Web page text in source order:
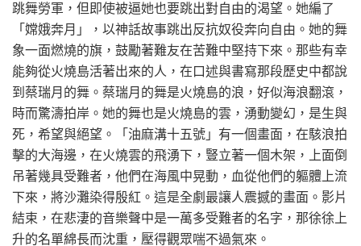
跳舞勞軍，但即使被逼她也要跳出對自由的渴望。她編了
「嫦娥奔月」，以神話故事跳出反抗奴役奔向自由。她的舞
象一面燃燒的旗，鼓勵著難友在苦難中堅持下來。那些有幸
能夠從火燒島活著出來的人，在口述與書寫那段歷史中都說
到蔡瑞月的舞。蔡瑞月的舞是火燒島的浪，好似海浪翻滾，
時而驚濤拍岸。她的舞也是火燒島的雲，湧動變幻，是生與
死，希望與絕望。「油麻溝十五號」有一個畫面，在駭浪拍
擊的大海邊，在火燒雲的飛湧下，豎立著一個木架，上面倒
吊著幾具受難者，他們在海風中晃動，血從他們的軀體上流
下來，將沙灘染得殷紅。這是全劇最讓人震撼的畫面。影片
結束，在悲淒的音樂聲中是一萬多受難者的名字，那徐徐上
升的名單綿長而沈重，壓得觀眾喘不過氣來。